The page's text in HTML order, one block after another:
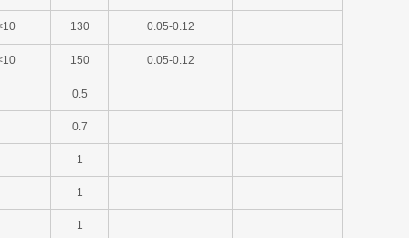
130 0.05-0.12
150 0.05-0.12
0.5
0.7
1
1
1